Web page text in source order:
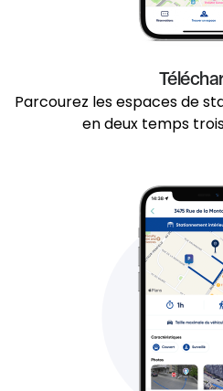
Parcourez les espaces de
en deux temps